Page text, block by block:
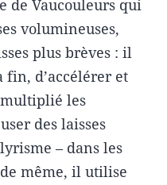
de Vaucouleurs qui
volumineuses,
plus brèves : il
d’accélérer et
les
des laisses
– dans les
même, il utilise